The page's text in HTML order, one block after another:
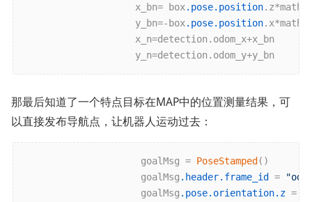
                    x_bn= box
.pose.position.z*math
                    y_bn=-box
.pose.position.x*math
                    x_n=detection.odom_x+x_bn
                    y_n=detection.odom_y+y_bn
那最后知道了一个特点目标在MAP中的位置测量结果，可
以直接发布导航点，让机器人运动过去：
                     goalMsg =
PoseStamped ()
                     goalMsg
.header.frame_id =
                     goalMsg
.pose.orientation.z =